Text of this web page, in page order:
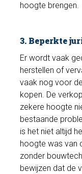
hoogte brengen.
3. Beperkte
Er wordt vaak
herstellen of
vaak nog voor
kopen. De
zekere hoogte
bestaande
is het niet altijd
hoogte was van
zonder
bewijzen dat de